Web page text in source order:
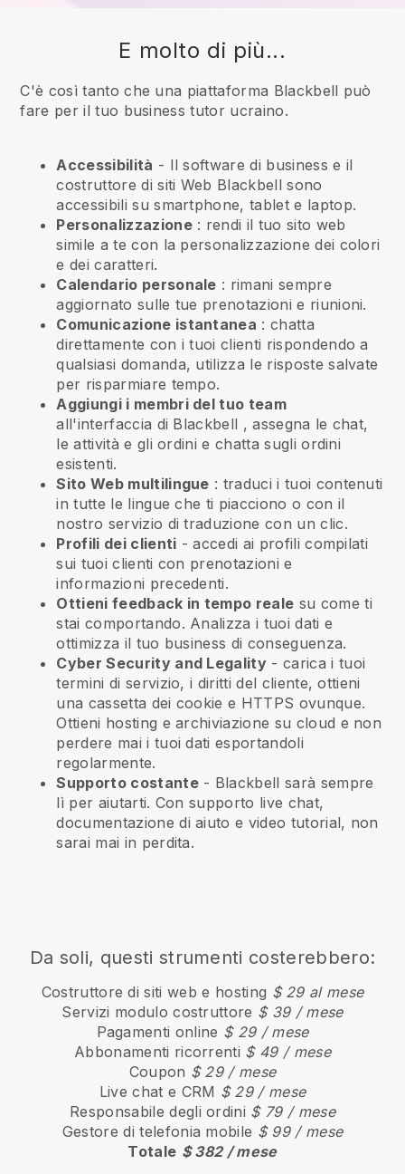
E molto di più...
C'è così tanto che una piattaforma Blackbell può
fare per il tuo business tutor ucraino.
Accessibilità - Il software di business e il
costruttore di siti Web Blackbell sono
accessibili su smartphone, tablet e laptop.
Personalizzazione: rendi il tuo sito web
simile a te con la personalizzazione dei colori
e dei caratteri.
Calendario personale : rimani sempre
aggiornato sulle tue prenotazioni e riunioni.
Comunicazione istantanea : chatta
direttamente con i tuoi clienti rispondendo a
qualsiasi domanda, utilizza le risposte salvate
per risparmiare tempo.
Aggiungi i membri del tuo team
all'interfaccia di Blackbell , assegna le chat,
le attività e gli ordini e chatta sugli ordini
esistenti.
Sito Web multilingue : traduci i tuoi contenuti
in tutte le lingue che ti piacciono o con il
nostro servizio di traduzione con un clic.
Profili dei clienti - accedi ai profili compilati
sui tuoi clienti con prenotazioni e
informazioni precedenti.
Ottieni feedback in tempo reale su come ti
stai comportando. Analizza i tuoi dati e
ottimizza il tuo business di conseguenza.
Cyber Security and Legality - carica i tuoi
termini di servizio, i diritti del cliente, ottieni
una cassetta dei cookie e HTTPS ovunque.
Ottieni hosting e archiviazione su cloud e non
perdere mai i tuoi dati esportandoli
regolarmente.
Supporto costante- Blackbell sarà sempre
lì per aiutarti. Con supporto live chat,
documentazione di aiuto e video tutorial, non
sarai mai in perdita.
Da soli, questi strumenti costerebbero:
Costruttore di siti web e hosting $ 29 al mese
Servizi modulo costruttore $ 39 / mese
Pagamenti online $ 29 / mese
Abbonamenti ricorrenti $ 49 / mese
Coupon $ 29 / mese
Live chat e CRM $ 29 / mese
Responsabile degli ordini $ 79 / mese
Gestore di telefonia mobile $ 99 / mese
Totale $ 382 / mese